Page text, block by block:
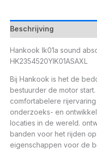
Beschrijving
Hankook Ik01a sound
HK2354520YIK01ASAXL
Bij Hankook is het de
bestuurder de motor
comfortabelere
onderzoeks- en
locaties in de wereld.
banden voor het rijden
eigenschappen voor de